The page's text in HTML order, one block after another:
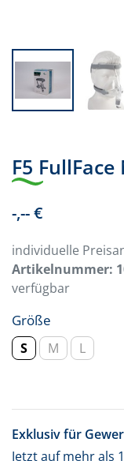
F5 FullFace
-,-- €
individuelle
Artikelnummer:
verfügbar
Größe
S M L
Exklusiv für
Jetzt auf mehr als